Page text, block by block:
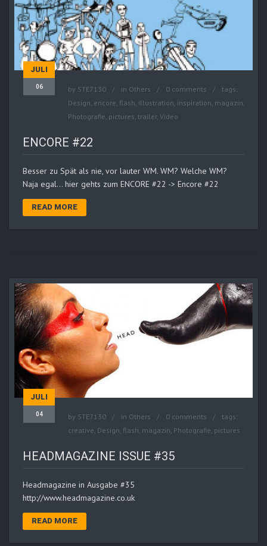
JULI
06 by STE7130 in Others 0 comments
tags:
Design encore flash illustration inspiration magazin
Photografie pictures trailer, Video
ENCORE #22
Besser zu Spät als nie, vor lauter WM. WM? Welche WM?
Naja egal… hier gehts zum ENCORE #22 -> Encore #22
READ MORE
JULI
04 by STE7130 in Others 0 comments
tags:
creative, Design, flash, magazin, Photografie, pictures
HEADMAGAZINE ISSUE #35
Headmagazine in Ausgabe #35
http://www.headmagazine.co.uk
READ MORE